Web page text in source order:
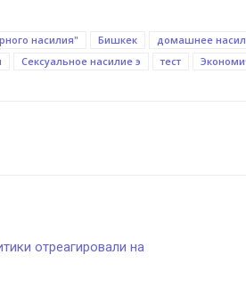
насилия" Бишкек домашнее
Сексуальное насилие э тест
отреагировали на